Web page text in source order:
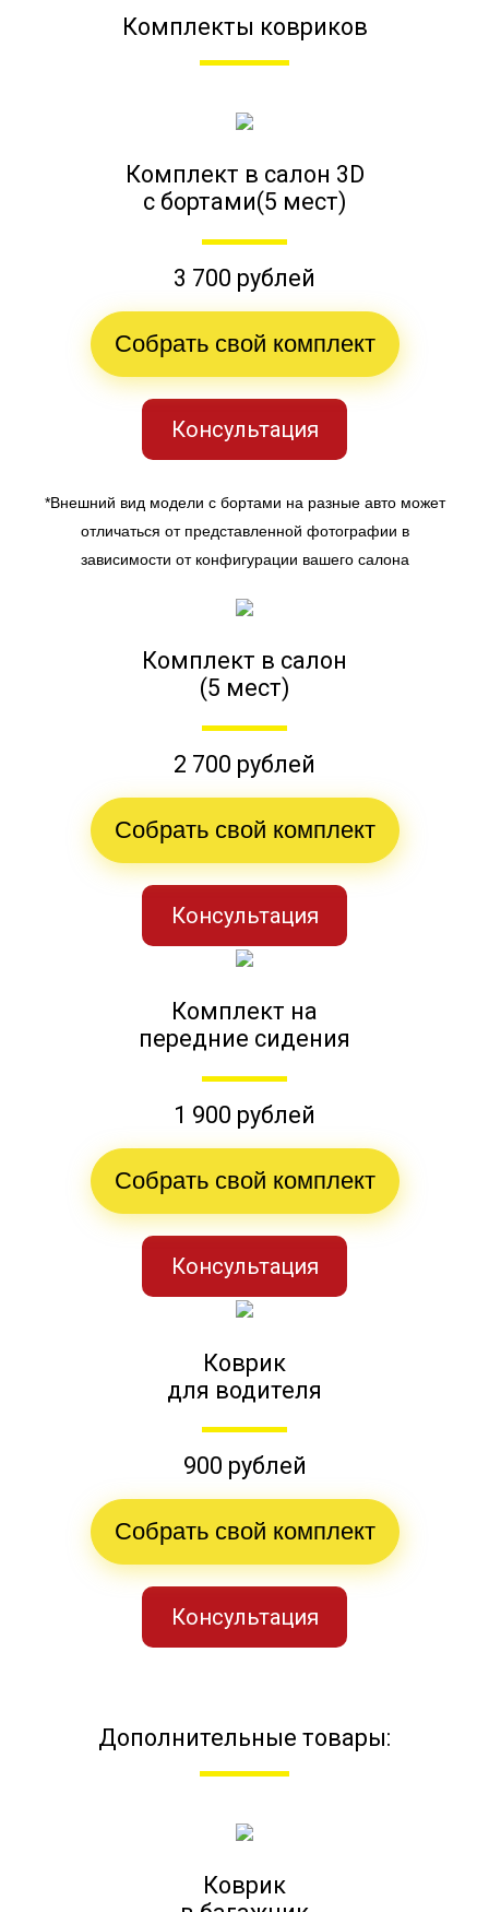
Комплекты ковриков
Комплект в салон 3D
с бортами(5 мест)
3 700 рублей
Собрать свой комплект
Консультация
*Внешний вид модели с бортами на разные авто может
отличаться от представленной фотографии в
зависимости от конфигурации вашего салона
Комплект в салон
(5 мест)
2 700 рублей
Собрать свой комплект
Консультация
Комплект на
передние сидения
1 900 рублей
Собрать свой комплект
Консультация
Коврик
для водителя
900 рублей
Собрать свой комплект
Консультация
Дополнительные товары:
Коврик